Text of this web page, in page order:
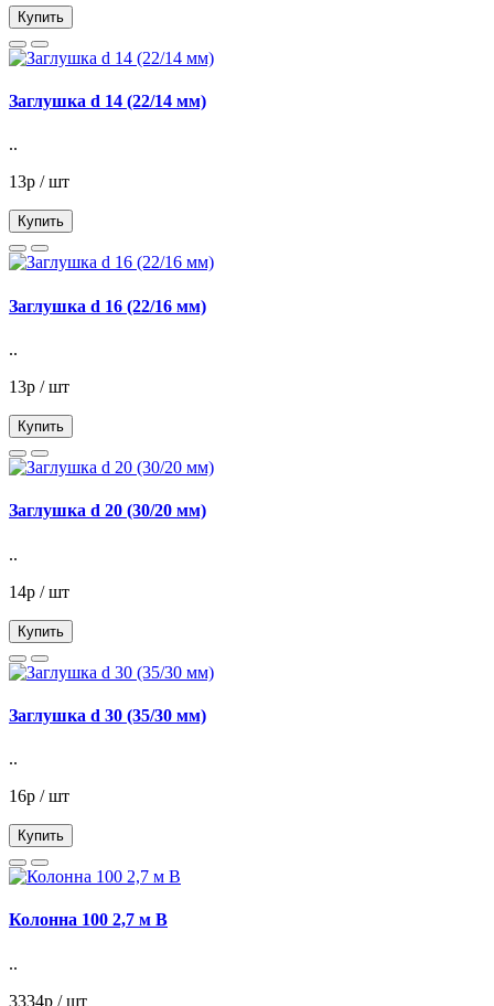
Купить
Заглушка d 14 (22/14 мм)
..
13р / шт
Купить
Заглушка d 16 (22/16 мм)
..
13р / шт
Купить
Заглушка d 20 (30/20 мм)
..
14р / шт
Купить
Заглушка d 30 (35/30 мм)
..
16р / шт
Купить
Колонна 100 2,7 м В
..
3334р / шт